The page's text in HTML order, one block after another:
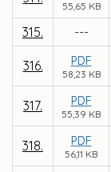
55,65 KB
315. ---
316. PDF
58,23 KB
317. PDF
55,39 KB
318. PDF
56,11 KB